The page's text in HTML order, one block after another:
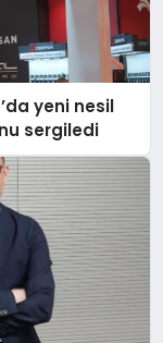
yeni nesil
sergiledi